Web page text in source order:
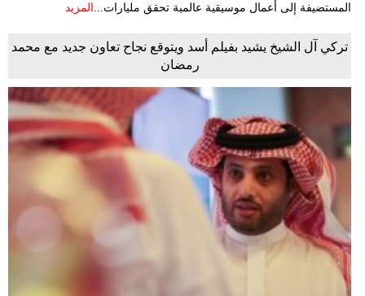
المستضيفة إلى أعمال موسيقية عالمية تحقق مليارات... المزيد
تركي آل الشيخ يشيد بفيلم أسد ويتوقع نجاح تعاون جديد مع محمد
رمضان